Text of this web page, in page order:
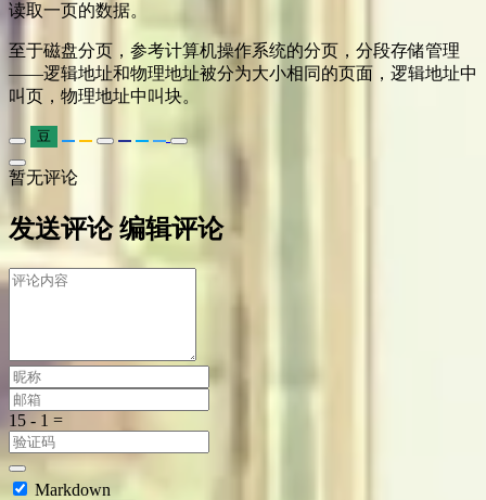
读取一页的数据。
至于磁盘分页，参考计算机操作系统的分页，分段存储管理
——逻辑地址和物理地址被分为大小相同的页面，逻辑地址中
叫页，物理地址中叫块。
豆
暂无评论
发送评论 编辑评论
Markdown